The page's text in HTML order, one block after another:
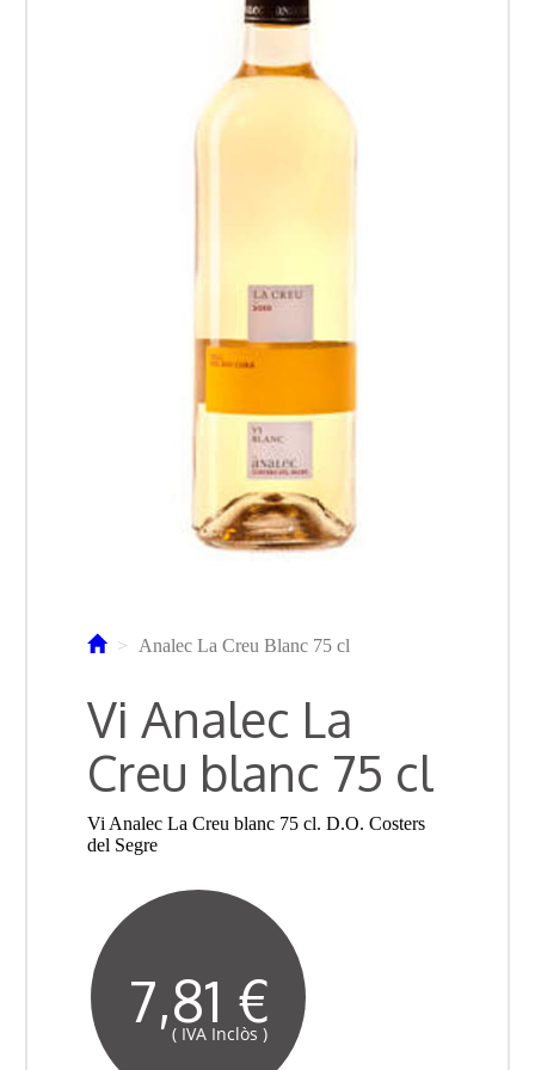
Analec La Creu Blanc 75 cl
Vi Analec La
Creu blanc 75 cl
Vi Analec La Creu blanc 75 cl. D.O. Costers
del Segre
7,81 €
( IVA Inclòs )